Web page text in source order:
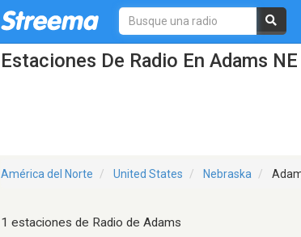
Estaciones De Radio En Adams
América del Norte United States Nebraska
1 estaciones de Radio de Adams